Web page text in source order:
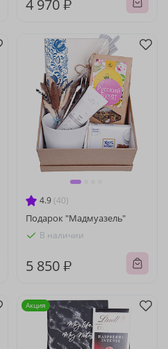
4 970 ₽
4.9 (40)
Подарок "Мадмуазель"
В наличии
5 850 ₽
Акция